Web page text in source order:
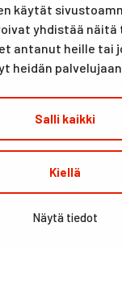
käytät
yhdistää
antanut heille tai
heidän
Salli kaikki
Kiellä
Näytä tiedot